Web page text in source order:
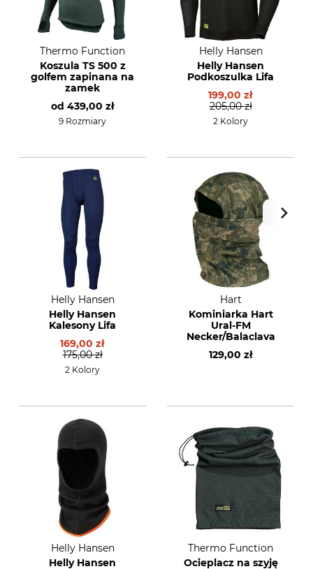
Thermo Function
Koszula TS 500 z
golfem zapinana na
zamek
od 439,00 zł
9 Rozmiary
Helly Hansen
Helly Hansen
Podkoszulka Lifa
199,00 zł
205,00 zł
2 Kolory
Helly Hansen
Helly Hansen
Kalesony Lifa
169,00 zł
175,00 zł
2 Kolory
Hart
Kominiarka Hart
Ural-FM
Necker/Balaclava
129,00 zł
Helly Hansen
Helly Hansen
Thermo Function
Ocieplacz na szyję